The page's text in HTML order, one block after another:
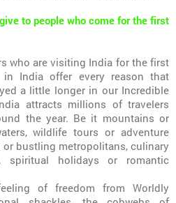
to people who come for the first
who are visiting India for the first
India offer every reason that
a little longer in our Incredible
attracts millions of travelers
the year. Be it mountains or
wildlife tours or adventure
bustling metropolitans, culinary
holidays or romantic
of freedom from Worldly